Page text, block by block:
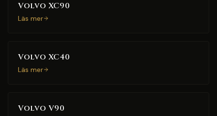
Volvo XC90
Läs mer
Volvo XC40
Läs mer
Volvo V90